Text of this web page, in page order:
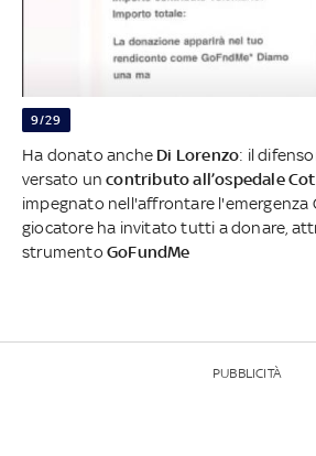
9/29
Ha donato anche Di Lorenzo: il
versato uncontributo all’ospedale
impegnato nell'affrontare l'emergenza
giocatore ha invitato tutti a donare,
strumento GoFundMe
PUBBLICITÀ